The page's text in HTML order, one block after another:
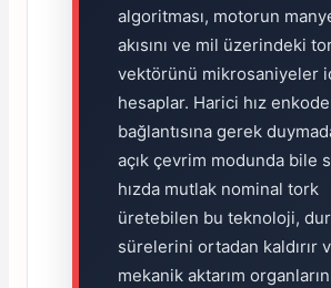
algoritması, motorun
akısını ve mil üzerindeki
vektörünü mikrosaniyeler
hesaplar. Harici hız
bağlantısına gerek
açık çevrim modunda bile
hızda mutlak nominal tork
üretebilen bu teknoloji,
sürelerini ortadan kaldırır
mekanik aktarım